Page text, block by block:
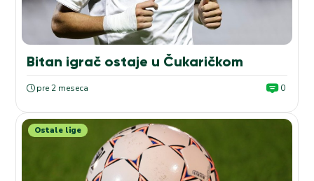
Bitan igrač ostaje u Čukaričkom
pre 2 meseca 0
Ostale lige